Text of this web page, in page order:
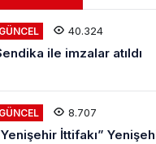
GÜNCEL 40.324
ile imzalar atıldı
GÜNCEL 8.707
İttifakı”